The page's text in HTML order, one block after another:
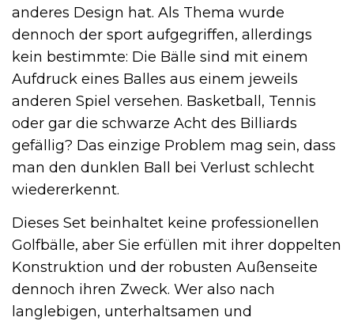
anderes Design hat. Als Thema wurde
dennoch der sport aufgegriffen, allerdings
kein bestimmte: Die Bälle sind mit einem
Aufdruck eines Balles aus einem jeweils
anderen Spiel versehen. Basketball, Tennis
oder gar die schwarze Acht des Billiards
gefällig? Das einzige Problem mag sein, dass
man den dunklen Ball bei Verlust schlecht
wiedererkennt.
Dieses Set beinhaltet keine professionellen
Golfbälle, aber Sie erfüllen mit ihrer doppelten
Konstruktion und der robusten Außenseite
dennoch ihren Zweck. Wer also nach
langlebigen, unterhaltsamen und